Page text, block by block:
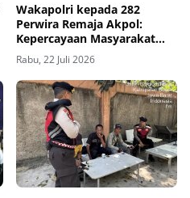
Wakapolri kepada 282
Perwira Remaja Akpol:
Kepercayaan Masyarakat
Dibangun dari Integritas
Rabu, 22 Juli 2026